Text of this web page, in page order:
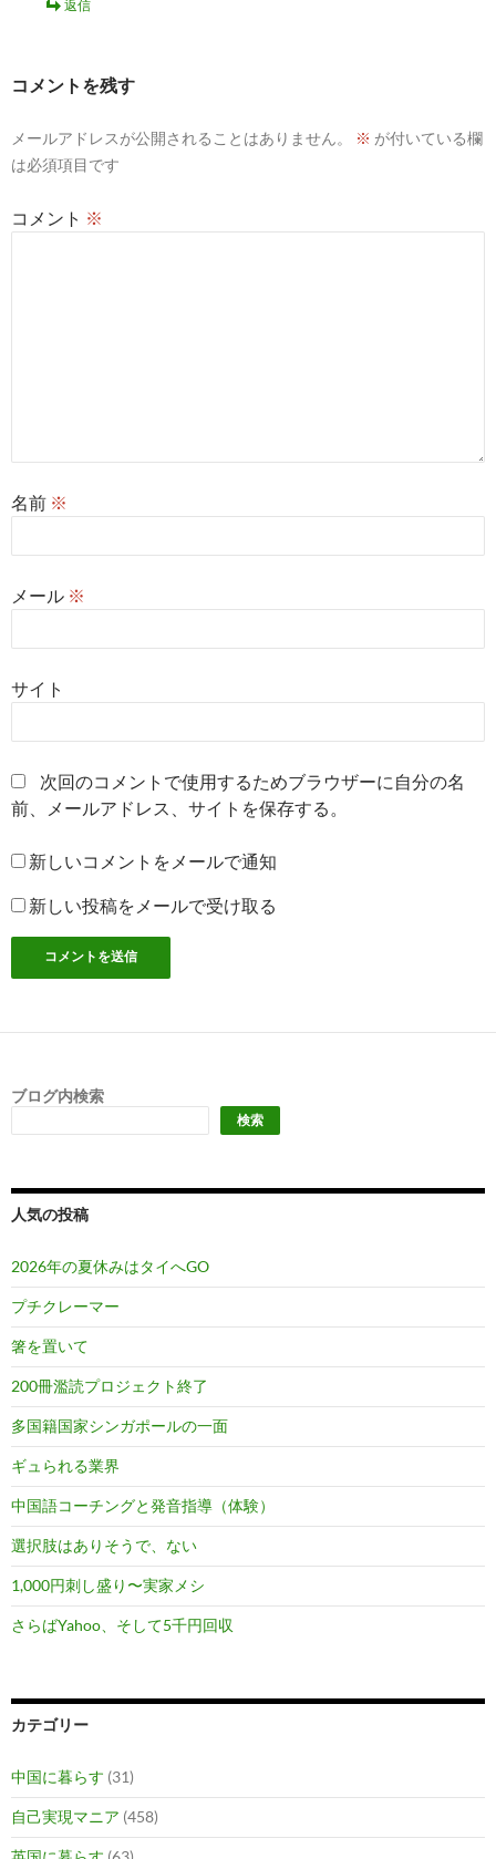
返信
コメントを残す
メールアドレスが公開されることはありません。 ※ が付いている欄
は必須項目です
コメント ※
名前 ※
メール ※
サイト
次回のコメントで使用するためブラウザーに自分の名
前、メールアドレス、サイトを保存する。
新しいコメントをメールで通知
新しい投稿をメールで受け取る
ブログ内検索
検索
人気の投稿
2026年の夏休みはタイへGO
プチクレーマー
箸を置いて
200冊濫読プロジェクト終了
多国籍国家シンガポールの一面
ギュられる業界
中国語コーチングと発音指導（体験）
選択肢はありそうで、ない
1,000円刺し盛り〜実家メシ
さらばYahoo、そして5千円回収
カテゴリー
中国に暮らす (31)
自己実現マニア (458)